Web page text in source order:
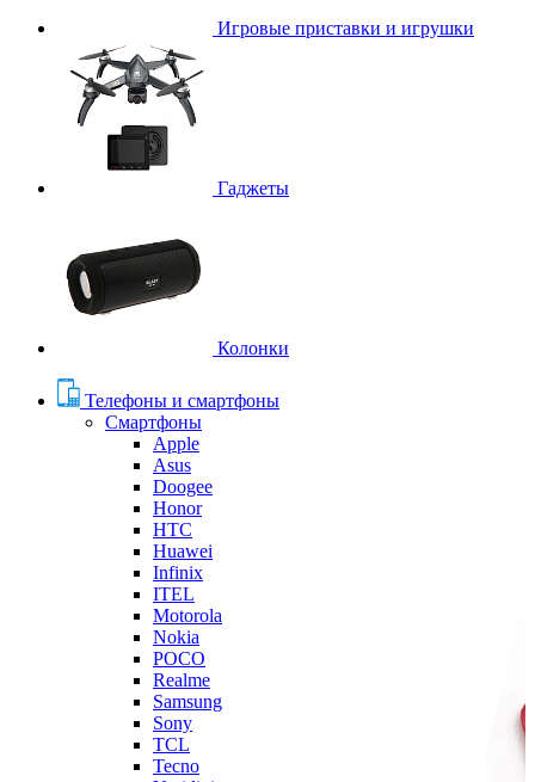
Игровые приставки и игрушки
Гаджеты
Колонки
Телефоны и смартфоны
Смартфоны
Apple
Asus
Doogee
Honor
HTC
Huawei
Infinix
ITEL
Motorola
Nokia
POCO
Realme
Samsung
Sony
TCL
Tecno